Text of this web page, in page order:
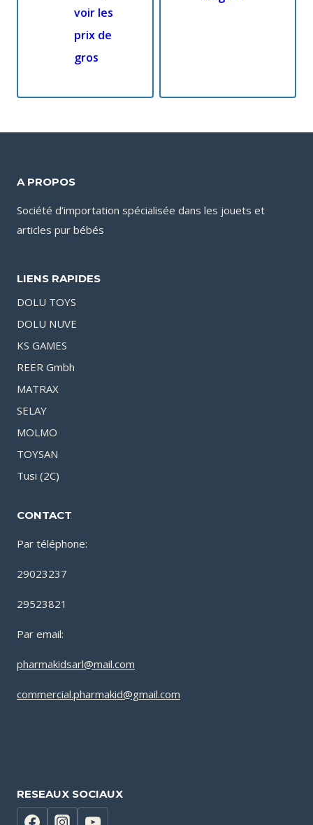
voir les
prix de
gros
A PROPOS
Société d’importation spécialisée dans les jouets et
articles pur bébés
LIENS RAPIDES
DOLU TOYS
DOLU NUVE
KS GAMES
REER Gmbh
MATRAX
SELAY
MOLMO
TOYSAN
Tusi (2C)
CONTACT
Par téléphone:
29023237
29523821
Par email:
pharmakidsarl@mail.com
commercial.pharmakid@gmail.com
RESEAUX SOCIAUX